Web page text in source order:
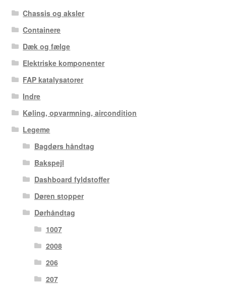
Chassis og aksler
Containere
Dæk og fælge
Elektriske komponenter
FAP katalysatorer
Indre
Køling, opvarmning, aircondition
Legeme
Bagdørs håndtag
Bakspejl
Dashboard fyldstoffer
Døren stopper
Dørhåndtag
1007
2008
206
207